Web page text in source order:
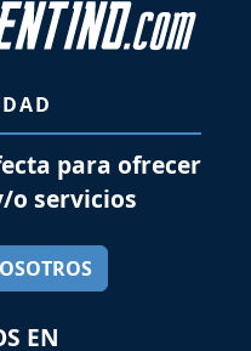
para ofrecer
o servicios
EN